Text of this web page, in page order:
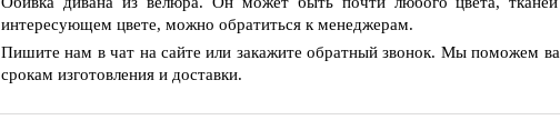
интересующем цвете, можно обратиться к менеджерам.
Пишите нам в чат на сайте или закажите обратный звонок. Мы поможем
срокам изготовления и доставки.